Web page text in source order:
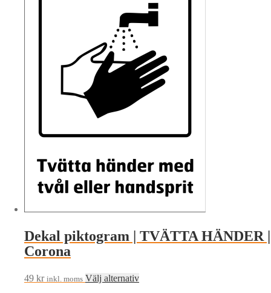
har
flera
De
olika
alternativen
kan
Dekal piktogram | TVÄTTA HÄNDER |
Corona
49 kr inkl. moms Välj alternativDen